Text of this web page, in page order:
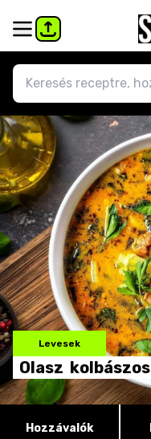
Levesek
Olasz kolbászos
Hozzávalók